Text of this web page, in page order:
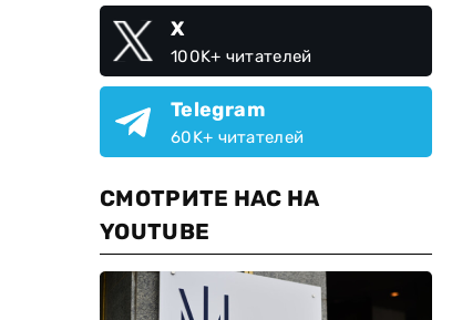
X
100K+ читателей
Telegram
60K+ читателей
СМОТРИТЕ НАС НА
YOUTUBE